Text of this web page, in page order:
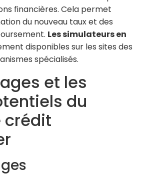
financières. Cela permet
du nouveau taux et des
Les simulateurs en
disponibles sur les sites des
spécialisés.
et les
du
crédit